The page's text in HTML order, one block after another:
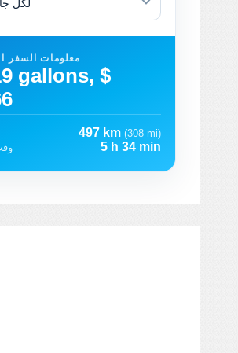
لكل
معلومات السفر
gallons, $
497 km (308 mi)
5 h 34 min